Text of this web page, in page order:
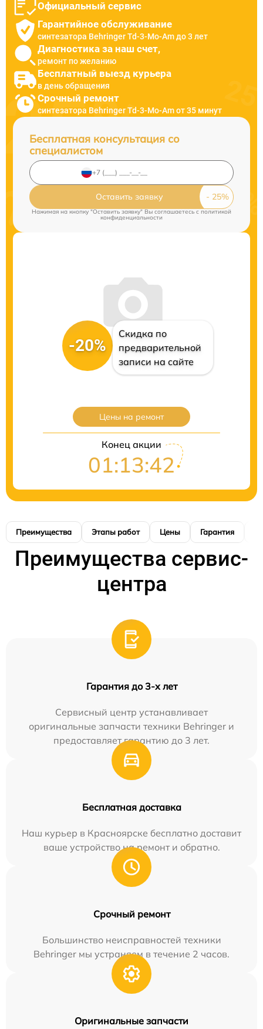
Официальный сервис
Гарантийное обслуживание
синтезатора Behringer Td-3-Mo-Am до 3 лет
Диагностика за наш счет,
ремонт по желанию
Бесплатный выезд курьера
в день обращения
Срочный ремонт
синтезатора Behringer Td-3-Mo-Am от 35 минут
Бесплатная консультация со
специалистом
Оставить заявку
Нажимая на кнопку "Оставить заявку" Вы соглашаетесь cполитикой
конфиденциальности
-20%
Скидка по
предварительной
записи на сайте
Цены на ремонт
Конец акции
01:13:40
Преимущества Этапы работ Цены Гарантия
Преимущества сервис-
центра
Гарантия до 3-х лет
Сервисный центр устанавливает
оригинальные запчасти техники Behringer и
предоставляет гарантию до 3 лет.
Бесплатная доставка
Наш курьер в Красноярске бесплатно доставит
ваше устройство на ремонт и обратно.
Срочный ремонт
Большинство неисправностей техники
Behringer мы устраняем в течение 2 часов.
Оригинальные запчасти